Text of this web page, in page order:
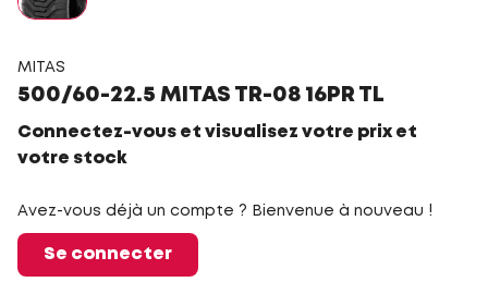
MITAS
500/60-22.5 MITAS TR-08 16PR TL
Connectez-vous et visualisez votre prix et
votre stock
Avez-vous déjà un compte ? Bienvenue à nouveau !
Se connecter